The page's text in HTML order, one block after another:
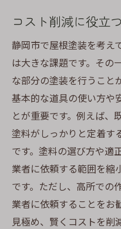
コスト削減に役立
静岡市で屋根塗装を考え
は大きな課題です。その
な部分の塗装を行うこと
基本的な道具の使い方や
とが重要です。例えば、
塗料がしっかりと定着す
です。塗料の選び方や適
業者に依頼する範囲を縮
です。ただし、高所での
業者に依頼することをお
見極め、賢くコストを削